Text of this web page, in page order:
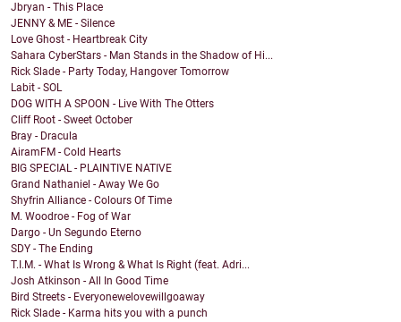
Jbryan - This Place
JENNY & ME - Silence
Love Ghost - Heartbreak City
Sahara CyberStars - Man Stands in the Shadow of Hi...
Rick Slade - Party Today, Hangover Tomorrow
Labit - SOL
DOG WITH A SPOON - Live With The Otters
Cliff Root - Sweet October
Bray - Dracula
AiramFM - Cold Hearts
BIG SPECIAL - PLAINTIVE NATIVE
Grand Nathaniel - Away We Go
Shyfrin Alliance - Colours Of Time
M. Woodroe - Fog of War
Dargo - Un Segundo Eterno
SDY - The Ending
T.I.M. - What Is Wrong & What Is Right (feat. Adri...
Josh Atkinson - All In Good Time
Bird Streets - Everyonewelovewillgoaway
Rick Slade - Karma hits you with a punch